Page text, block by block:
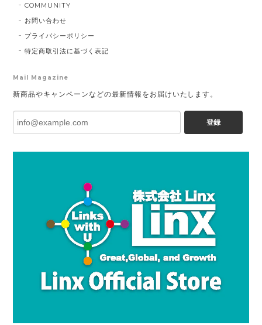
COMMUNITY
お問い合わせ
プライバシーポリシー
特定商取引法に基づく表記
Mail Magazine
新商品やキャンペーンなどの最新情報をお届けいたします。
登録